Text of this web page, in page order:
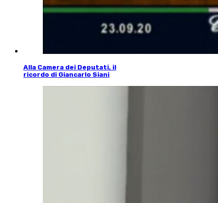
Alla Camera dei Deputati, il
ricordo di Giancarlo Siani